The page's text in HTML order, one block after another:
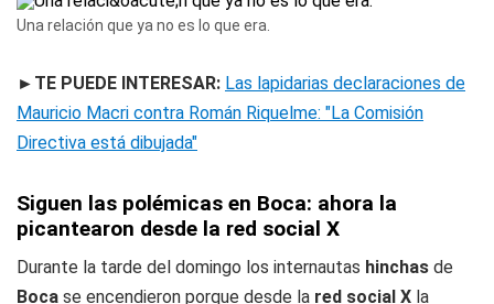
Una relación que ya no es lo que era.
►TE PUEDE INTERESAR: Las lapidarias declaraciones de
Mauricio Macri contra Román Riquelme: "La Comisión
Directiva está dibujada"
Siguen las polémicas en Boca: ahora la
picantearon desde la red social X
Durante la tarde del domingo los internautas hinchas de
Boca se encendieron porque desde la red social X la